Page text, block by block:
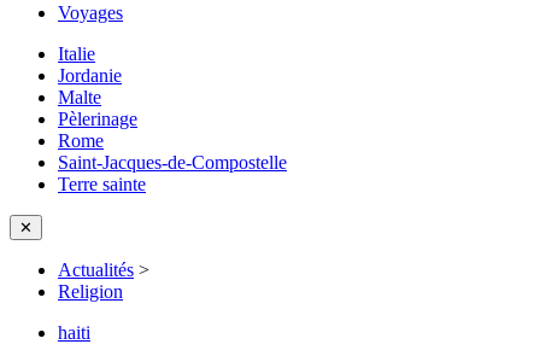
Voyages
Italie
Jordanie
Malte
Pèlerinage
Rome
Saint-Jacques-de-Compostelle
Terre sainte
✕
Actualités >
Religion
haiti